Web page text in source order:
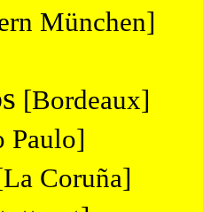
München]
[Bordeaux]
Paulo]
Coruña]